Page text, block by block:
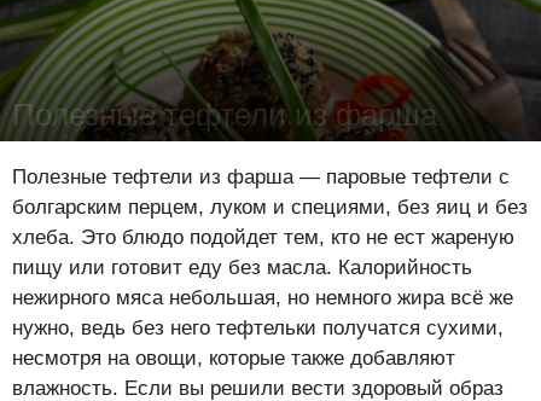
Полезные тефтели из фарша
Полезные тефтели из фарша — паровые тефтели с
болгарским перцем, луком и специями, без яиц и без
хлеба. Это блюдо подойдет тем, кто не ест жареную
пищу или готовит еду без масла. Калорийность
нежирного мяса небольшая, но немного жира всё же
нужно, ведь без него тефтельки получатся сухими,
несмотря на овощи, которые также добавляют
влажность. Если вы решили вести здоровый образ